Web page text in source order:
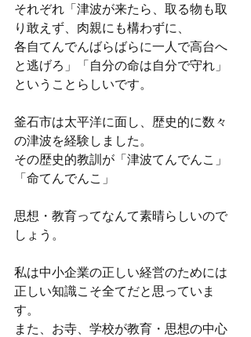
それぞれ「津波が来たら、取る物も取
り敢えず、肉親にも構わずに、
各自てんでんばらばらに一人で高台へ
と逃げろ」「自分の命は自分で守れ」
ということらしいです。
釜石市は太平洋に面し、歴史的に数々
の津波を経験しました。
その歴史的教訓が「津波てんでんこ」
「命てんでんこ」
思想・教育ってなんて素晴らしいので
しょう。
私は中小企業の正しい経営のためには
正しい知識こそ全てだと思っていま
す。
また、お寺、学校が教育・思想の中心